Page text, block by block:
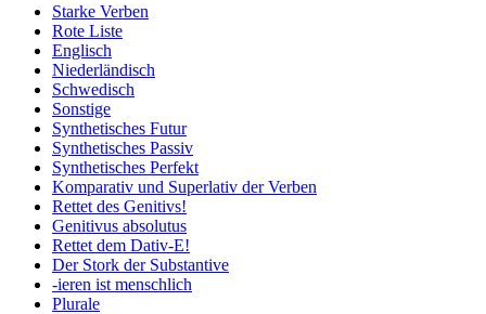
Starke Verben
Rote Liste
Englisch
Niederländisch
Schwedisch
Sonstige
Synthetisches Futur
Synthetisches Passiv
Synthetisches Perfekt
Komparativ und Superlativ der Verben
Rettet des Genitivs!
Genitivus absolutus
Rettet dem Dativ-E!
Der Stork der Substantive
-ieren ist menschlich
Plurale